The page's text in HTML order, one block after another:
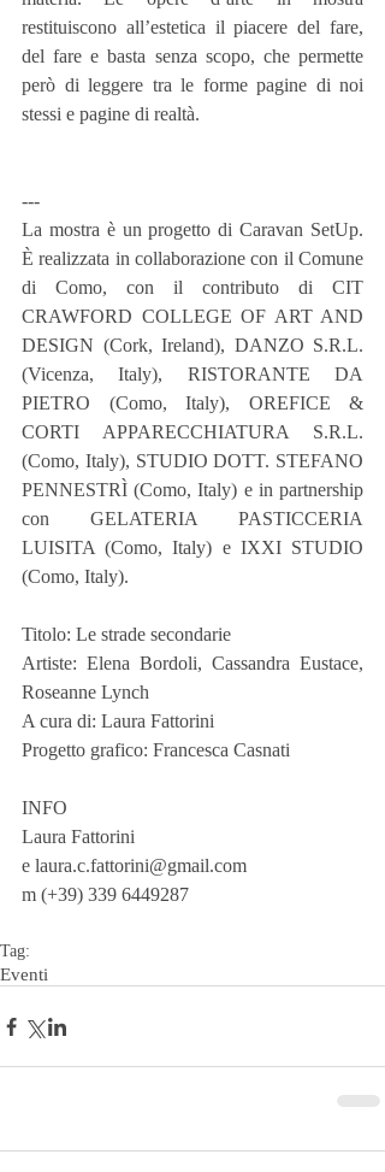
restituiscono all’estetica il piacere del fare,
del fare e basta senza scopo, che permette
però di leggere tra le forme pagine di noi
stessi e pagine di realtà.
---
La mostra è un progetto di Caravan SetUp.
È realizzata in collaborazione con il Comune
di Como, con il contributo di CIT
CRAWFORD COLLEGE OF ART AND
DESIGN (Cork, Ireland), DANZO S.R.L.
(Vicenza, Italy), RISTORANTE DA
PIETRO (Como, Italy), OREFICE &
CORTI APPARECCHIATURA S.R.L.
(Como, Italy), STUDIO DOTT. STEFANO
PENNESTRÌ (Como, Italy) e in partnership
con GELATERIA PASTICCERIA
LUISITA (Como, Italy) e IXXI STUDIO
(Como, Italy).
Titolo: Le strade secondarie
Artiste: Elena Bordoli, Cassandra Eustace,
Roseanne Lynch
A cura di: Laura Fattorini
Progetto grafico: Francesca Casnati
INFO
Laura Fattorini
e laura.c.fattorini@gmail.com
m (+39) 339 6449287
Tag:
Eventi